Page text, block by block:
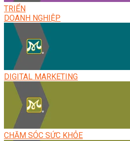
TRIỂN
DOANH NGHIỆP
DIGITAL MARKETING
CHĂM SÓC SỨC KHỎE